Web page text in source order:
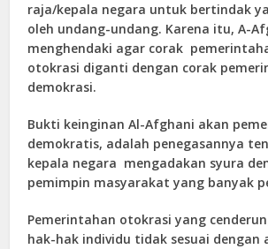
raja/kepala negara untuk bertindak
oleh undang-undang. Karena itu, A-
menghendaki agar corak
otokrasi diganti dengan corak
demokrasi.
Bukti keinginan Al-Afghani akan
demokratis, adalah penegasannya
kepala negara mengadakan syura
pemimpin masyarakat yang banyak
Pemerintahan otokrasi yang
hak-hak individu tidak sesuai dengan